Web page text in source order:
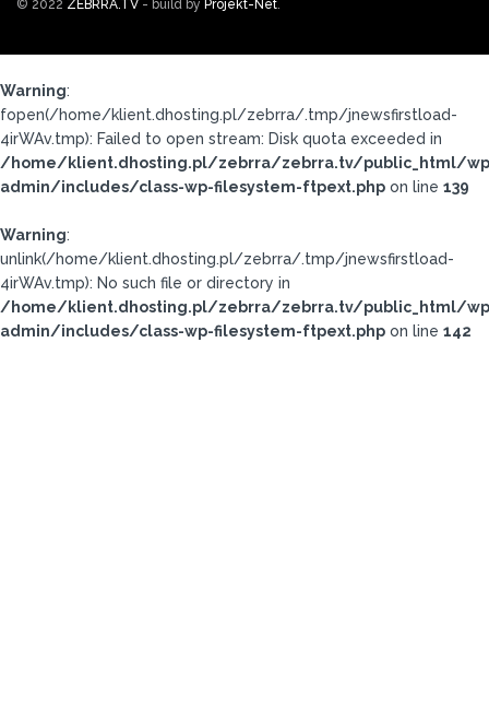
© 2022 ZEBRRA.TV - build by Projekt-Net.
Warning:
fopen(/home/klient.dhosting.pl/zebrra/.tmp/jnewsfirstload-
4irWAv.tmp): Failed to open stream: Disk quota exceeded in
/home/klient.dhosting.pl/zebrra/zebrra.tv/public_html/
admin/includes/class-wp-filesystem-ftpext.php on line 139
Warning:
unlink(/home/klient.dhosting.pl/zebrra/.tmp/jnewsfirstload-
4irWAv.tmp): No such file or directory in
/home/klient.dhosting.pl/zebrra/zebrra.tv/public_html/
admin/includes/class-wp-filesystem-ftpext.php on line 142